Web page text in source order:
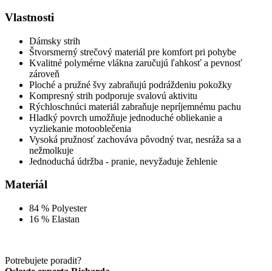
Vlastnosti
Dámsky strih
Štvorsmerný strečový materiál pre komfort pri pohybe
Kvalitné polymérne vlákna zaručujú ľahkosť a pevnosť
zároveň
Ploché a pružné švy zabraňujú podráždeniu pokožky
Kompresný strih podporuje svalovú aktivitu
Rýchloschnúci materiál zabraňuje nepríjemnému pachu
Hladký povrch umožňuje jednoduché obliekanie a
vyzliekanie motooblečenia
Vysoká pružnosť zachováva pôvodný tvar, nesráža sa a
nežmolkuje
Jednoduchá údržba - pranie, nevyžaduje žehlenie
Materiál
84 % Polyester
16 % Elastan
Potrebujete poradit?